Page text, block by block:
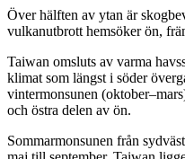
Över hälften av ytan är
vulkanutbrott hemsöker ön,
Taiwan omsluts av varma
klimat som längst i söder
vintermonsunen
och östra delen av ön.
Sommarmonsunen från